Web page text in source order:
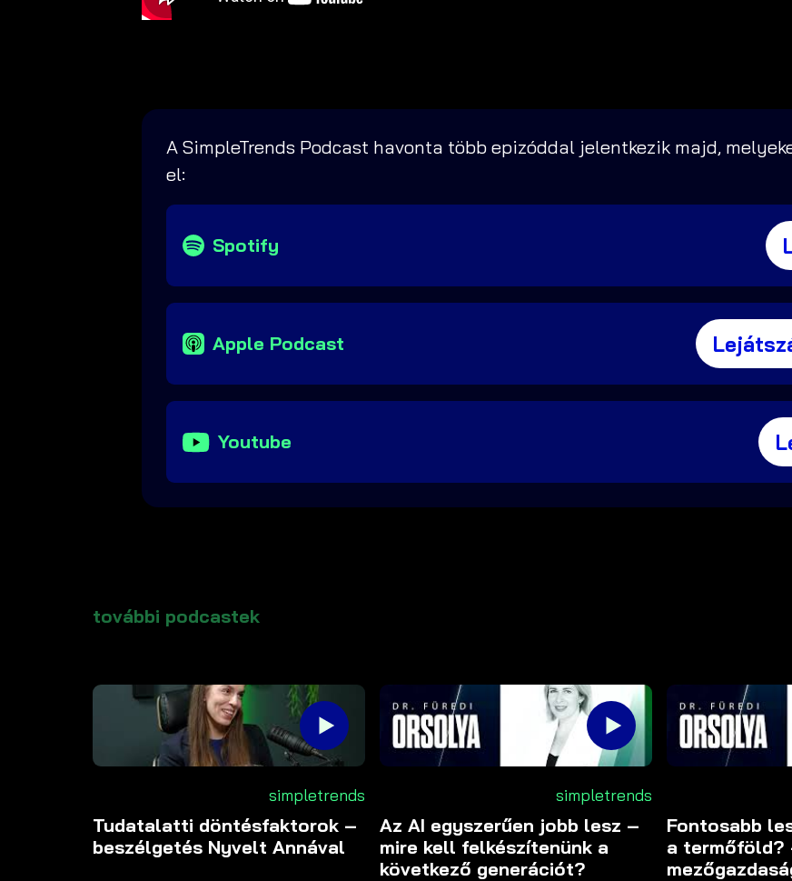
A SimpleTrends Podcast havonta több epizóddal jelentkezik majd,
el:
Spotify
Apple Podcast
Youtube
további podcastek
simpletrends
Tudatalatti döntésfaktorok –
beszélgetés Nyvelt Annával
simpletrends
Az AI egyszerűen jobb lesz –
mire kell felkészítenünk a
következő generációt?
Fontosabb
a termőföld?